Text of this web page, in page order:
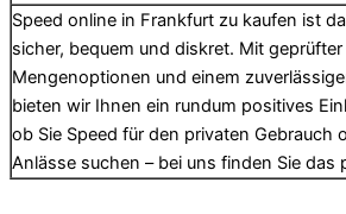
Speed online in Frankfurt zu kaufen ist
sicher, bequem und diskret. Mit
Mengenoptionen und einem
bieten wir Ihnen ein rundum positives
ob Sie Speed für den privaten Gebrauch
Anlässe suchen – bei uns finden Sie das